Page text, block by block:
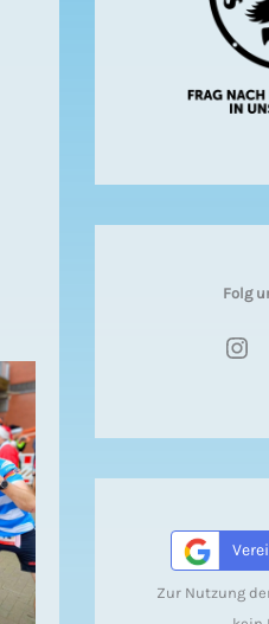
Folg
Instagram
Zur Nutzung